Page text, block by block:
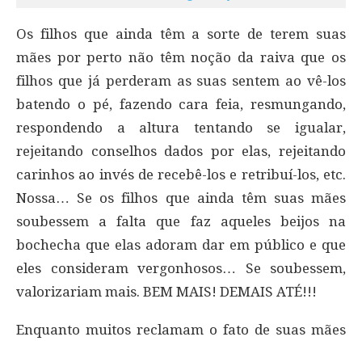
Os filhos que ainda têm a sorte de terem suas
mães por perto não têm noção da raiva que os
filhos que já perderam as suas sentem ao vê-los
batendo o pé, fazendo cara feia, resmungando,
respondendo a altura tentando se igualar,
rejeitando conselhos dados por elas, rejeitando
carinhos ao invés de recebê-los e retribuí-los, etc.
Nossa… Se os filhos que ainda têm suas mães
soubessem a falta que faz aqueles beijos na
bochecha que elas adoram dar em público e que
eles consideram vergonhosos… Se soubessem,
valorizariam mais. BEM MAIS! DEMAIS ATÉ!!!
Enquanto muitos reclamam o fato de suas mães